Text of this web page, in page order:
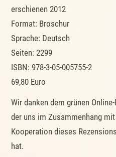
erschienen 2012
Format: Broschur
Sprache: Deutsch
Seiten: 2299
ISBN: 978-3-05-005755-2
69,80 Euro
Wir danken dem grünen
der uns im Zusammenhang
Kooperation dieses
hat.